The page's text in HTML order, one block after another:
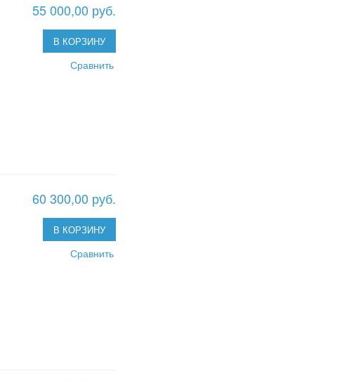
55 000,00 руб.
В КОРЗИНУ
Сравнить
60 300,00 руб.
В КОРЗИНУ
Сравнить